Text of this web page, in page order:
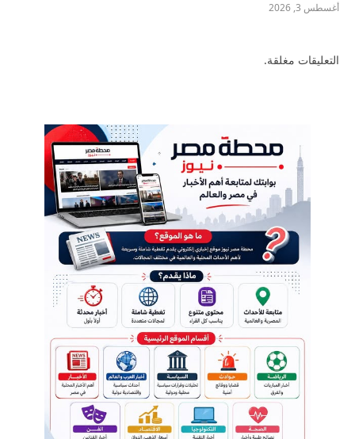
أغسطس 3, 2026
التعليقات مغلقة.